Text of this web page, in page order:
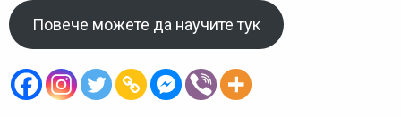
Повече можете да научите тук